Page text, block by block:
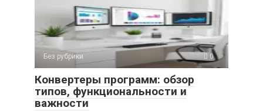
Без рубрики 0
Конвертеры программ: обзор
типов, функциональности и
важности